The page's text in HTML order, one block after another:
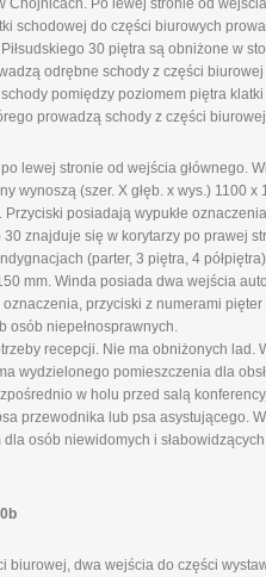
Po lewej stronie od
schodowej do części biurowych
30 piętra są obniżone w
odrębne schody z części
pomiędzy poziomem piętra
prowadzą schody z części
lewej stronie od wejścia głównego.
(szer. X głęb. x wys.) 1100
posiadają wypukłe
znajduje się w korytarzy po prawej
(parter, 3 piętra, 4
mm. Winda posiada dwa wejścia
przyciski z numerami
osób niepełnosprawnych.
recepcji. Nie ma obniżonych
wydzielonego pomieszczenia dla
w holu przed salą
przewodnika lub psa asystującego.
osób niewidomych i
dwa wejścia do części